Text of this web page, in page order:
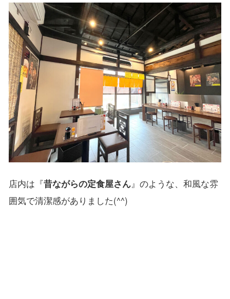
店内は『昔ながらの定食屋さん』のような、和風な雰
囲気で清潔感がありました(^^)